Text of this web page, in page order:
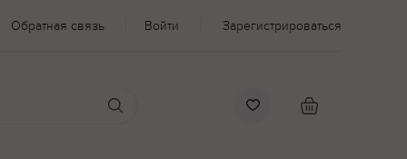
Обратная связь Войти Зарегистрироваться